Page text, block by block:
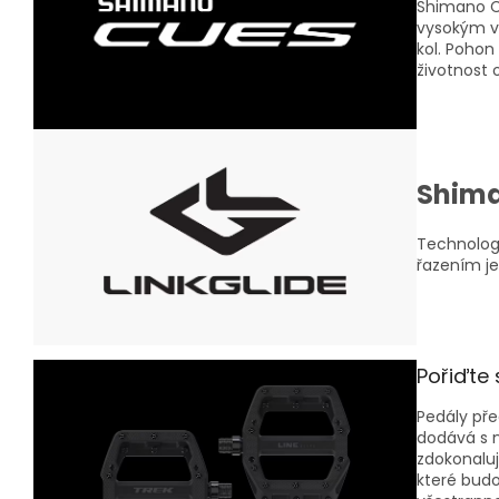
Shimano
vysokým
kol.
životnost
řazením
Pořiďte
Pedály
dodává s
které